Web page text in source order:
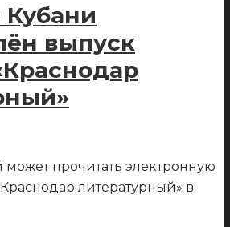
Кубани
выпуск
прочитать электронную
литературный» в